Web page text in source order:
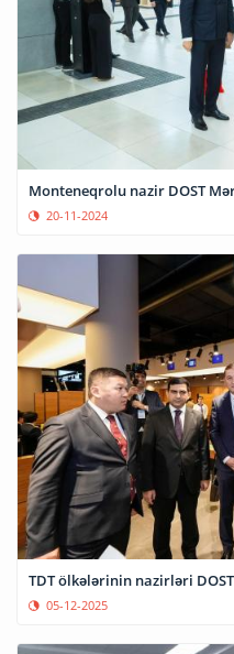
Monteneqrolu nazir DOST
20-11-2024
TDT ölkələrinin nazirləri
05-12-2025